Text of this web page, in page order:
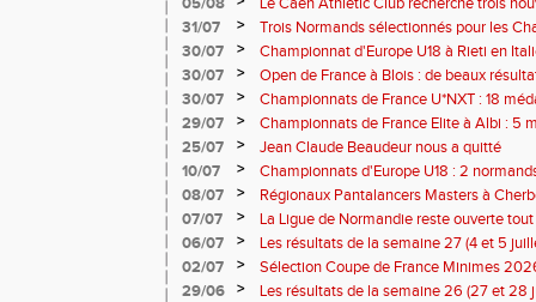
civique à compter de septembre 2026
31/07 >
Trois Normands sélectionnés pour les
Eugene !
30/07 >
Championnat d'Europe U18 à Rieti en
normands
30/07 >
Open de France à Blois : de beaux
30/07
>
Championnats de France U*NXT : 18
29/07
>
Championnats de France Elite à Albi : 5
titres !
25/07 >
Jean Claude Beaudeur nous a quitté
10/07
>
Championnats d'Europe U18 : 2
08/07
>
Régionaux Pantalancers Masters à
07/07
>
La Ligue de Normandie reste ouverte tout
06/07
>
Les résultats de la semaine 27 (4 et 5
02/07
>
Sélection Coupe de France Minimes
29/06
>
Les résultats de la semaine 26 (27 et 28